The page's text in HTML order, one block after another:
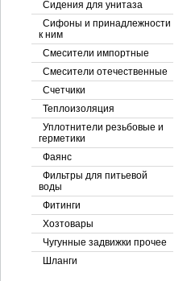
Сидения для унитаза
Сифоны и принадлежности
к ним
Смесители импортные
Смесители отечественные
Счетчики
Теплоизоляция
Уплотнители резьбовые и
герметики
Фаянс
Фильтры для питьевой
воды
Фитинги
Хозтовары
Чугунные задвижки прочее
Шланги